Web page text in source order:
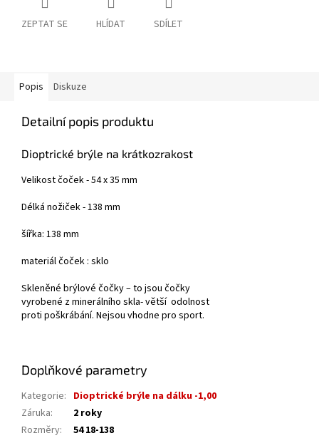
ZEPTAT SE HLÍDAT SDÍLET
Popis Diskuze
Detailní popis produktu
Dioptrické brýle na krátkozrakost
Velikost čoček - 54 x 35 mm
Délká nožiček - 138 mm
šířka: 138 mm
materiál čoček : sklo
Skleněné brýlové čočky– to jsou čočky
vyrobené z minerálního skla- větší odolnost
proti poškrábání. Nejsou vhodne pro sport.
Doplňkové parametry
Kategorie: Dioptrické brýle na dálku -1,00
Záruka:
2 roky
Rozměry: 54 18-138